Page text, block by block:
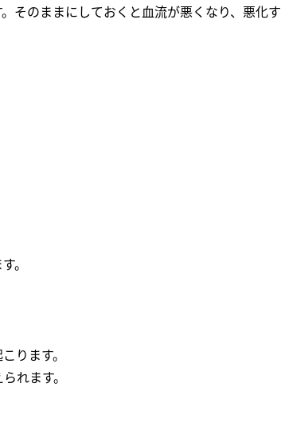
そのままにしておくと血流が悪くなり、悪化す
。
ります。
れます。